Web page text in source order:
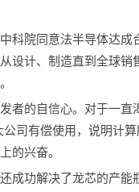
科院同意法半导体达
设计、制造直到全球销
者的自信心。对于一直
司有偿使用，说明计
的兴奋。
成功解决了龙芯的产